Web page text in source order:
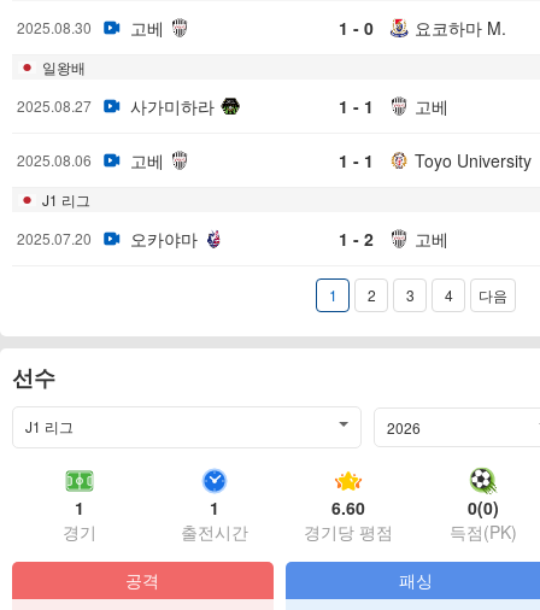
2025.08.30
고베 1 - 0 요코하마 M.
일왕배
2025.08.27
사가미하라 1 - 1 고베
2025.08.06 고베 1 - 1 Toyo University
J1 리그
2025.07.20
오카야마 1 - 2 고베
1 2 3 4 다음
선수
J1 리그 2026
1
경기
1
출전시간
6.60
경기당 평점
0(0)
득점(PK)
공격
패싱